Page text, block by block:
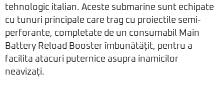
tehnologic italian. Aceste submarine sunt echipate
cu tunuri principale care trag cu proiectile semi-
perforante, completate de un consumabil Main
Battery Reload Booster îmbunătățit, pentru a
facilita atacuri puternice asupra inamicilor
neavizați.